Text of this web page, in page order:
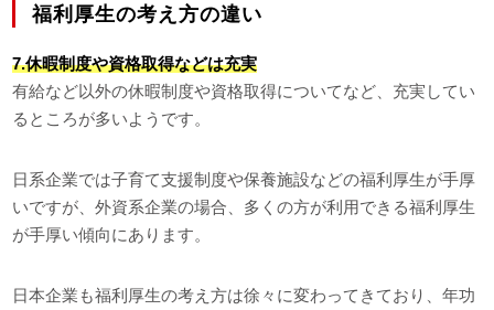
福利厚生の考え方の違い
7.休暇制度や資格取得などは充実
有給など以外の休暇制度や資格取得についてなど、充実してい
るところが多いようです。
日系企業では子育て支援制度や保養施設などの福利厚生が手厚
いですが、外資系企業の場合、多くの方が利用できる福利厚生
が手厚い傾向にあります。
日本企業も福利厚生の考え方は徐々に変わってきており、年功